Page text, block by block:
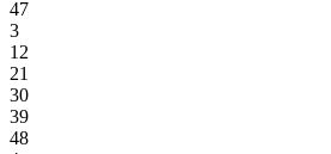
47
3
12
21
30
39
48